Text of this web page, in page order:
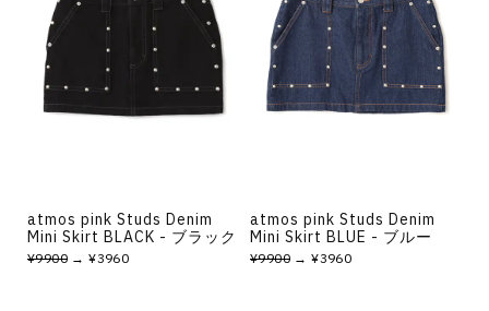
atmos pink Studs Denim
Mini Skirt BLACK - ブラック
¥9900 → ¥3960
atmos pink Studs Denim
Mini Skirt BLUE - ブルー
¥9900 → ¥3960